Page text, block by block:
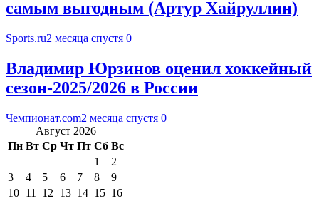
самым выгодным (Артур Хайруллин)
Sports.ru2 месяца спустя 0
Владимир Юрзинов оценил хоккейный
сезон-2025/2026 в России
Чемпионат.com2 месяца спустя 0
Август 2026
Пн Вт Ср Чт Пт Сб Вс
1
2
3
4 5 6 7 8
9
10 11 12 13 14 15 16